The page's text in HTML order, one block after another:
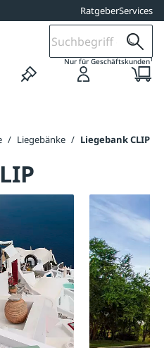
RatgeberServices
Nur für Geschäftskunden1
/ Liegebänke / Liegebank CLIP